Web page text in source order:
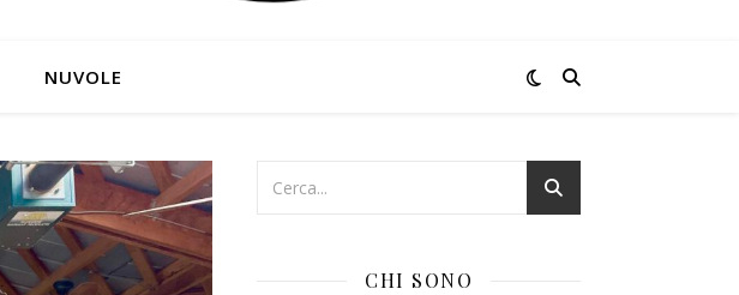
NUVOLE
CHI SONO